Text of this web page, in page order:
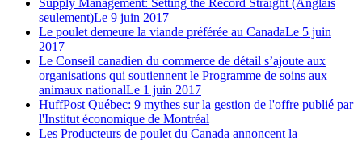
seulement)Le 9 juin 2017
Le poulet demeure la viande préférée au CanadaLe 5 juin
2017
Le Conseil canadien du commerce de détail s’ajoute aux
organisations qui soutiennent le Programme de soins aux
animaux nationalLe 1 juin 2017
HuffPost Québec: 9 mythes sur la gestion de l'offre publié par
l'Institut économique de Montréal
Les Producteurs de poulet du Canada annoncent la